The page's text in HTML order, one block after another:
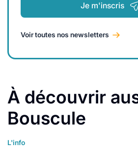
Je m'inscris
Voir toutes nos newsletters
À découvrir
Bouscule
L'info
Lire plus